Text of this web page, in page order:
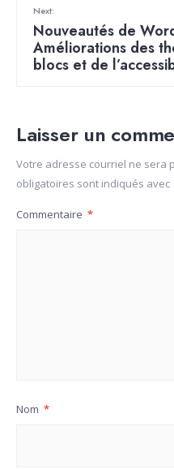
Next:
Nouveautés de
Améliorations des
blocs et de
Laisser un
Votre adresse courriel ne sera
obligatoires sont indiqués avec
Commentaire *
Nom *